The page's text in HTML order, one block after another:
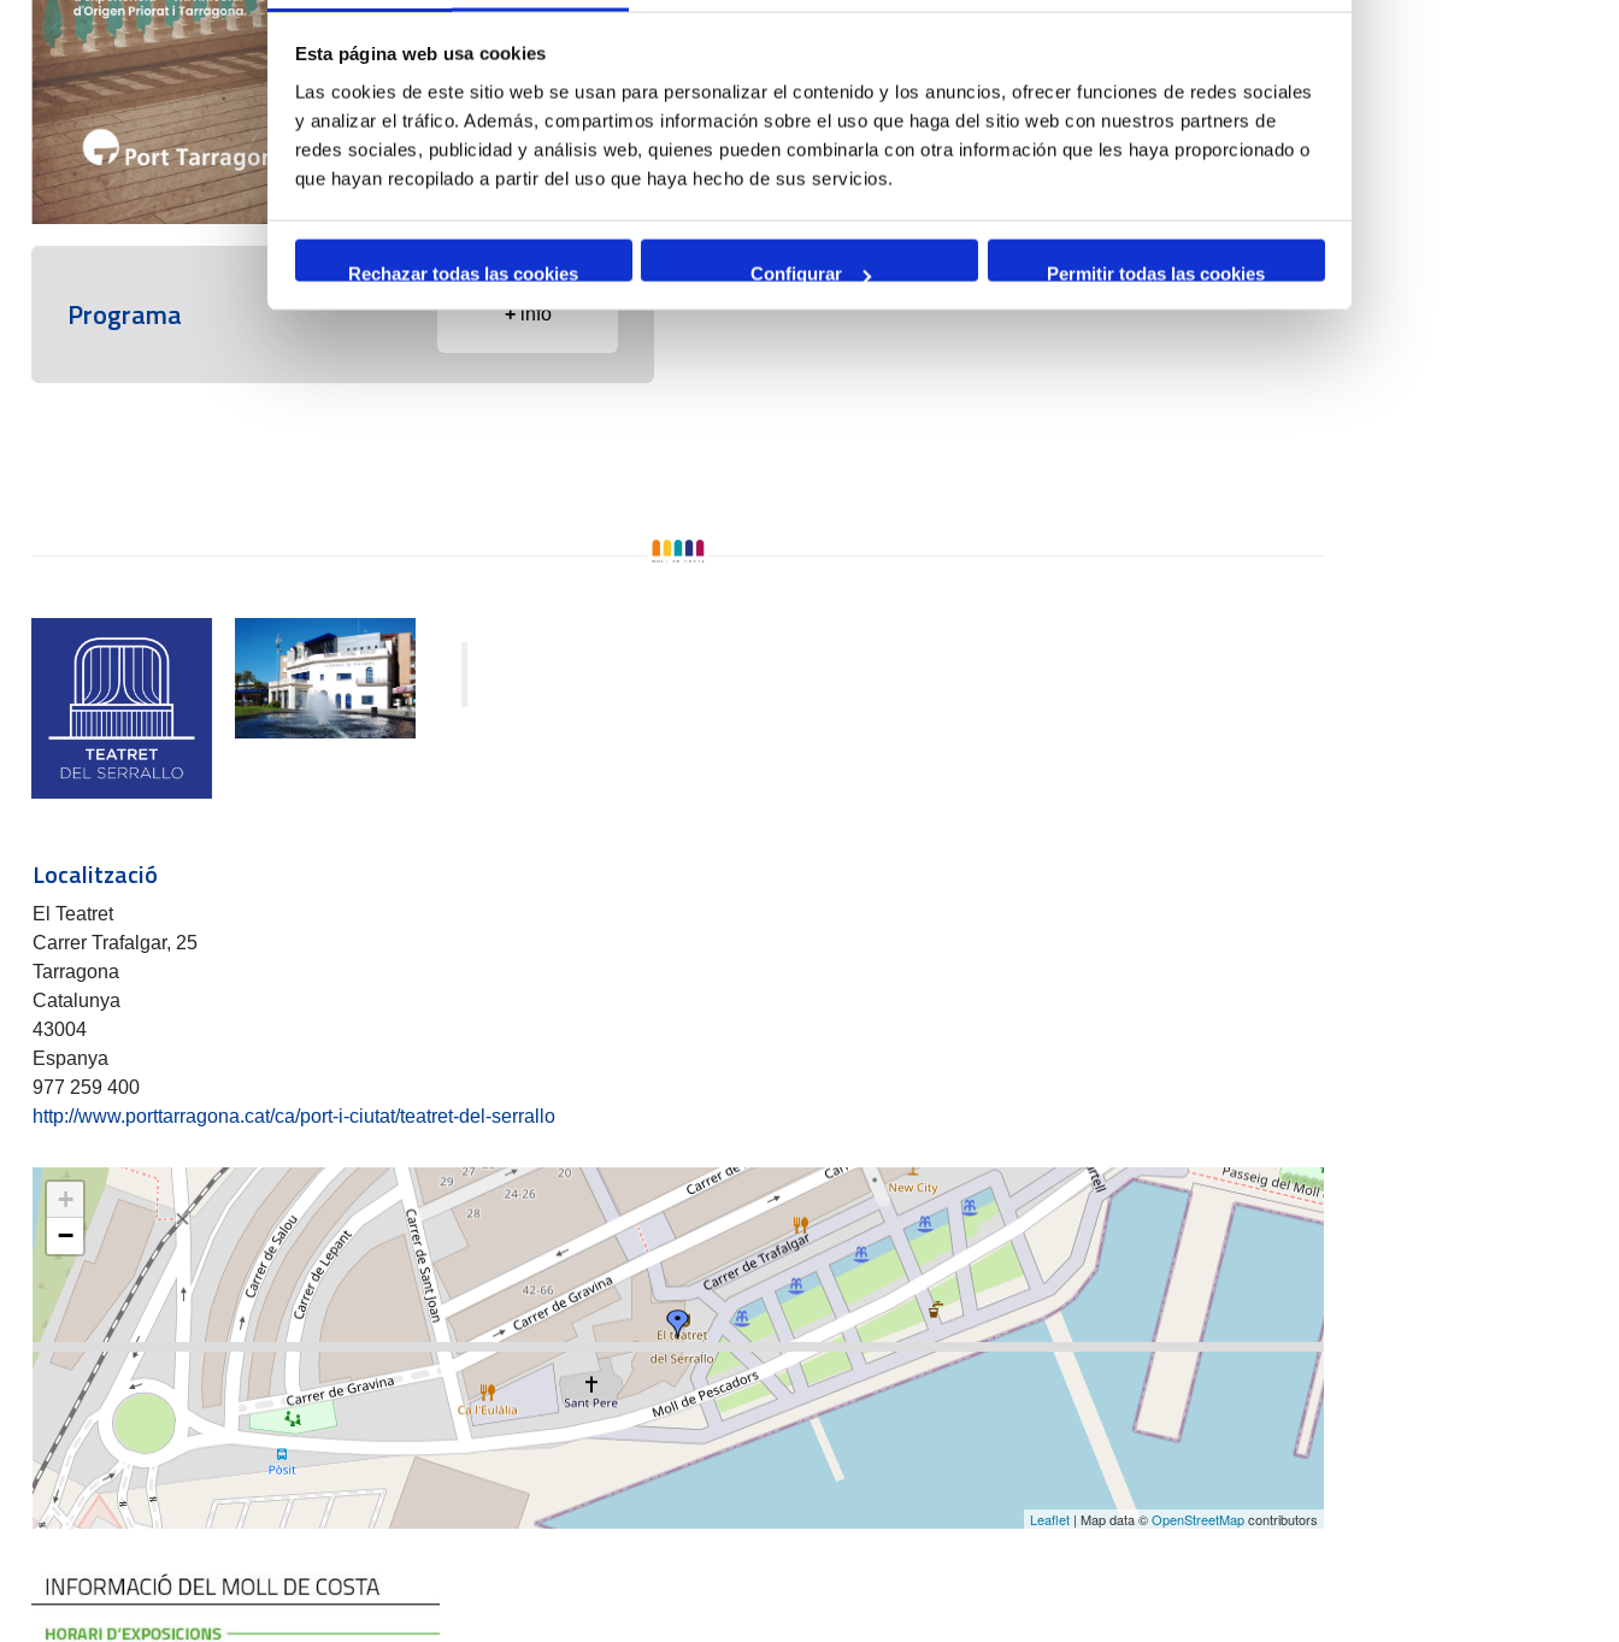
y analizar el tráfico. Además, compartimos información sobre el uso que haga del sitio web con nuestros partners de
redes sociales, publicidad y análisis web, quienes pueden combinarla con otra información que les haya proporcionado o
que hayan recopilado a partir del uso que haya hecho de sus servicios.
Rechazar todas las cookies Configurar Permitir todas las cookies
Programa
Localització
El Teatret
Carrer Trafalgar, 25
Tarragona
Catalunya
43004
Espanya
977 259 400
http://www.porttarragona.cat/ca/port-i-ciutat/teatret-del-serrallo
+
−
Leaflet| Map data ©OpenStreetMapcontributors